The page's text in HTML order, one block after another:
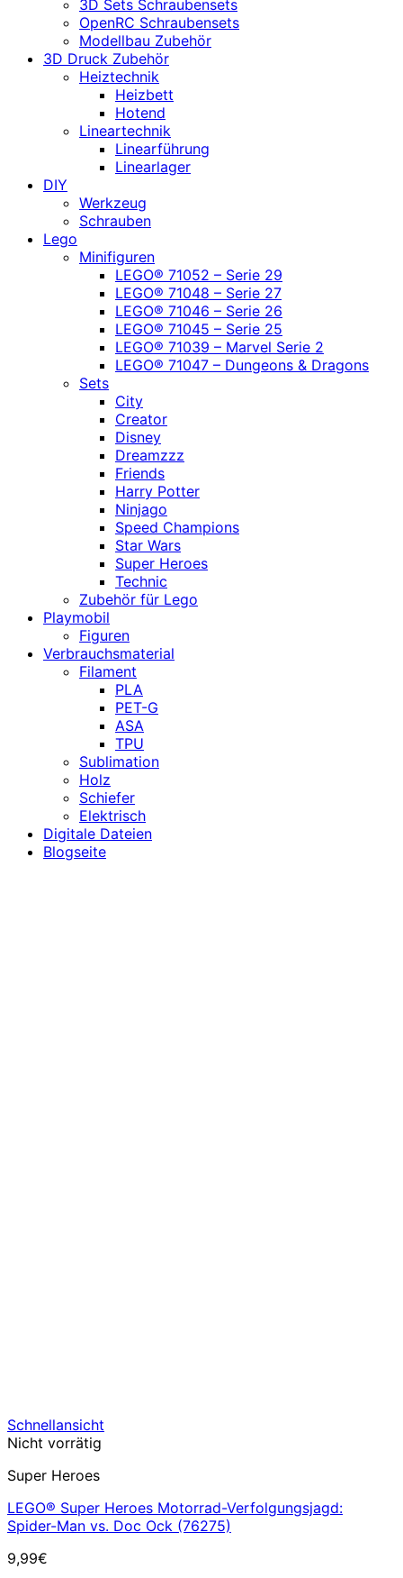
3D Sets Schraubensets
OpenRC Schraubensets
Modellbau Zubehör
3D Druck Zubehör
Heiztechnik
Heizbett
Hotend
Lineartechnik
Linearführung
Linearlager
DIY
Werkzeug
Schrauben
Lego
Minifiguren
LEGO® 71052 – Serie 29
LEGO® 71048 – Serie 27
LEGO® 71046 – Serie 26
LEGO® 71045 – Serie 25
LEGO® 71039 – Marvel Serie 2
LEGO® 71047 – Dungeons & Dragons
Sets
City
Creator
Disney
Dreamzzz
Friends
Harry Potter
Ninjago
Speed Champions
Star Wars
Super Heroes
Technic
Zubehör für Lego
Playmobil
Figuren
Verbrauchsmaterial
Filament
PLA
PET-G
ASA
TPU
Sublimation
Holz
Schiefer
Elektrisch
Digitale Dateien
Blogseite
Schnellansicht
Nicht vorrätig
Super Heroes
LEGO® Super Heroes Motorrad-Verfolgungsjagd:
Spider-Man vs. Doc Ock (76275)
9,99€